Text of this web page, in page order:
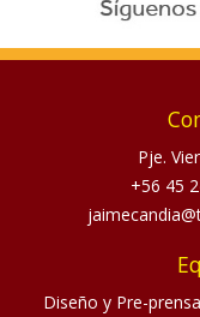
Pje.
+56 45
Diseño y Pre-